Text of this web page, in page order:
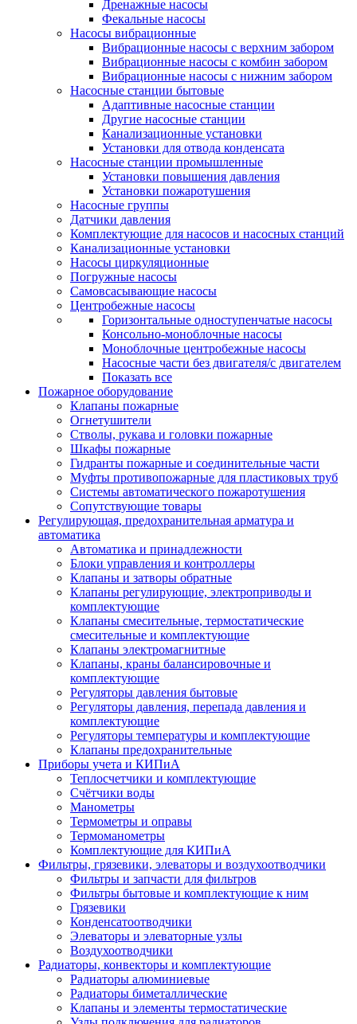
Дренажные насосы
Фекальные насосы
Насосы вибрационные
Вибрационные насосы с верхним забором
Вибрационные насосы с комбин забором
Вибрационные насосы с нижним забором
Насосные станции бытовые
Адаптивные насосные станции
Другие насосные станции
Канализационные установки
Установки для отвода конденсата
Насосные станции промышленные
Установки повышения давления
Установки пожаротушения
Насосные группы
Датчики давления
Комплектующие для насосов и насосных станций
Канализационные установки
Насосы циркуляционные
Погружные насосы
Самовсасывающие насосы
Центробежные насосы
Горизонтальные одноступенчатые насосы
Консольно-моноблочные насосы
Моноблочные центробежные насосы
Насосные части без двигателя/с двигателем
Показать все
Пожарное оборудование
Клапаны пожарные
Огнетушители
Стволы, рукава и головки пожарные
Шкафы пожарные
Гидранты пожарные и соединительные части
Муфты противопожарные для пластиковых труб
Системы автоматического пожаротушения
Сопутствующие товары
Регулирующая, предохранительная арматура и
автоматика
Автоматика и принадлежности
Блоки управления и контроллеры
Клапаны и затворы обратные
Клапаны регулирующие, электроприводы и
комплектующие
Клапаны смесительные, термостатические
смесительные и комплектующие
Клапаны электромагнитные
Клапаны, краны балансировочные и
комплектующие
Регуляторы давления бытовые
Регуляторы давления, перепада давления и
комплектующие
Регуляторы температуры и комплектующие
Клапаны предохранительные
Приборы учета и КИПиА
Теплосчетчики и комплектующие
Счётчики воды
Манометры
Термометры и оправы
Термоманометры
Комплектующие для КИПиА
Фильтры, грязевики, элеваторы и воздухоотводчики
Фильтры и запчасти для фильтров
Фильтры бытовые и комплектующие к ним
Грязевики
Конденсатоотводчики
Элеваторы и элеваторные узлы
Воздухоотводчики
Радиаторы, конвекторы и комплектующие
Радиаторы алюминиевые
Радиаторы биметаллические
Клапаны и элементы термостатические